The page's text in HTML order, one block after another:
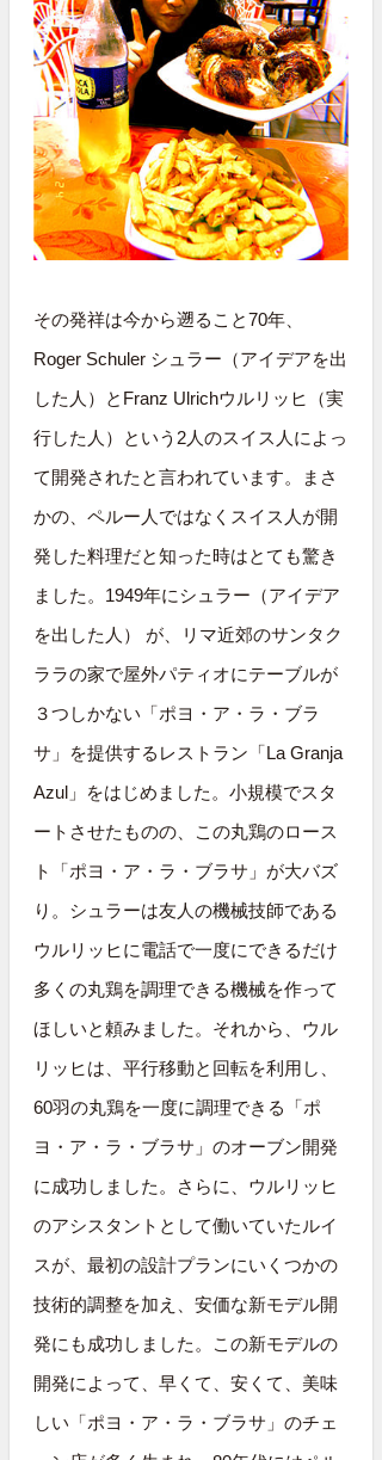
その発祥は今から遡ること70年、
Roger Schuler シュラー（アイデアを出
した人）とFranz Ulrichウルリッヒ（実
行した人）という2人のスイス人によっ
て開発されたと言われています。まさ
かの、ペルー人ではなくスイス人が開
発した料理だと知った時はとても驚き
ました。1949年にシュラー（アイデア
を出した人） が、リマ近郊のサンタク
ララの家で屋外パティオにテーブルが
３つしかない「ポヨ・ア・ラ・ブラ
サ」を提供するレストラン「La Granja
Azul」をはじめました。小規模でスタ
ートさせたものの、この丸鶏のロース
ト「ポヨ・ア・ラ・ブラサ」が大バズ
り。シュラーは友人の機械技師である
ウルリッヒに電話で一度にできるだけ
多くの丸鶏を調理できる機械を作って
ほしいと頼みました。それから、ウル
リッヒは、平行移動と回転を利用し、
60羽の丸鶏を一度に調理できる「ポ
ヨ・ア・ラ・ブラサ」のオーブン開発
に成功しました。さらに、ウルリッヒ
のアシスタントとして働いていたルイ
スが、最初の設計プランにいくつかの
技術的調整を加え、安価な新モデル開
発にも成功しました。この新モデルの
開発によって、早くて、安くて、美味
しい「ポヨ・ア・ラ・ブラサ」のチェ